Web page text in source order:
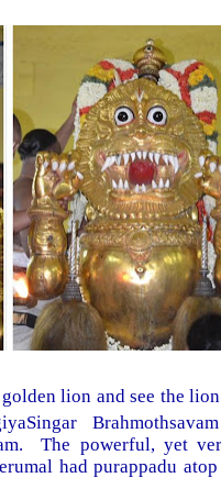
lion and see the
The powerful, yet
had purappadu atop